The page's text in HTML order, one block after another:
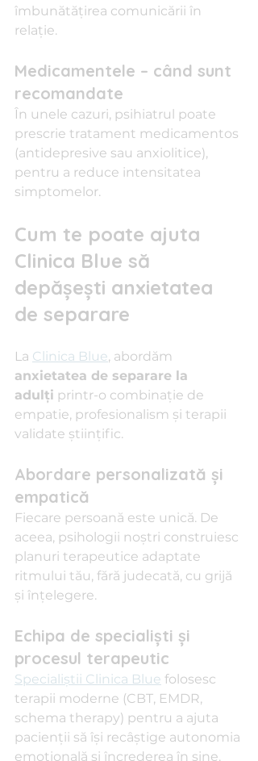
îmbunătățirea comunicării în
relație.
Medicamentele – când sunt
recomandate
În unele cazuri, psihiatrul poate
prescrie tratament medicamentos
(antidepresive sau anxiolitice),
pentru a reduce intensitatea
simptomelor.
Cum te poate ajuta
Clinica Blue să
depășești anxietatea
de separare
La Clinica Blue, abordăm
anxietatea de separare la
adulți printr-o combinație de
empatie, profesionalism și terapii
validate științific.
Abordare personalizată și
empatică
Fiecare persoană este unică. De
aceea, psihologii noștri construiesc
planuri terapeutice adaptate
ritmului tău, fără judecată, cu grijă
și înțelegere.
Echipa de specialiști și
procesul terapeutic
Specialiștii Clinica Blue folosesc
terapii moderne (CBT, EMDR,
schema therapy) pentru a ajuta
pacienții să își recâștige autonomia
emoțională și încrederea în sine.